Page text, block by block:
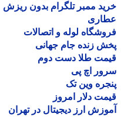
ممبر تلگرام بدون ریزش
لوله و اتصالات
زنده جام جهانی
طلا دست دوم
اچ پی
وین تک
دلار امروز
ارز دیجیتال در تهران